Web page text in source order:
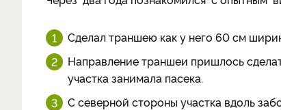
Сделал траншею как у него 60 см
Направление траншеи пришлось
участка занимала пасека.
С северной стороны участка вдоль